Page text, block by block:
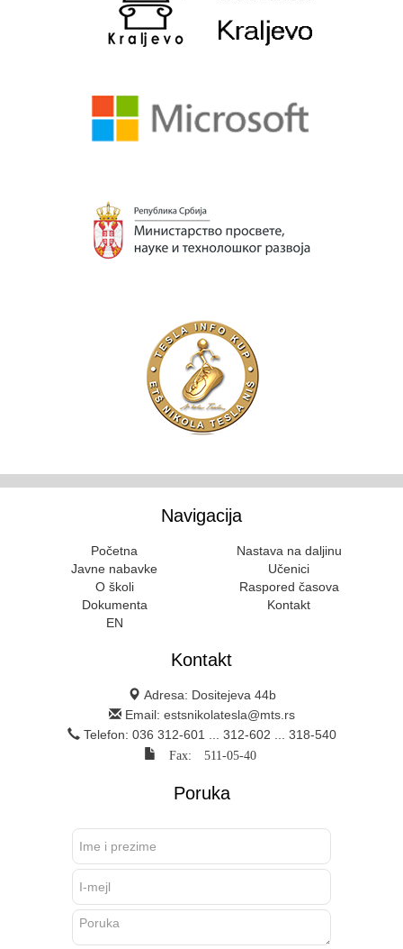
Navigacija
Početna
Nastava na daljinu
Javne nabavke
Učenici
O školi
Raspored časova
Dokumenta
Kontakt
EN
Kontakt
Adresa: Dositejeva 44b
Email: estsnikolatesla@mts.rs
Telefon: 036 312-601 ... 312-602 ... 318-540
Fax: 511-05-40
Poruka